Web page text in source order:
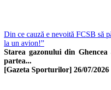
Din ce cauză e nevoită FCSB să
la un avion!”
Starea gazonului din
partea...
[Gazeta Sporturilor] 26/07/2026